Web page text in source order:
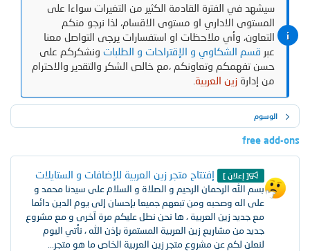
سيشهد في الفترة القادمة الكثير من التغيرات سواءا على
المستوى الاداري او مستوى الاقسام، لذا نرجو منكم
التعاون، وأي ملاحظات او استفسارات يرجى التواصل معنا
عبر قسم الشكاوي و الإقتراحات و الطلبات ونشكركم على
حسن تفهمكم وتعاونكم ،مع خالص الشكر والتقدير والاحترام
من إدارةزين العربية
الوسوم
free add-ons
[ إعلان ] إفتتاح متجر زين العربية للإضافات و الستايلات
بسم الله الرحمان الرحيم و الصلاة و السلام على سيدنا محمد و
على اله وصحبه ومن تبعهم جميعا بإحسان إلى يوم الدين دائما
مع جديد زين العربية ، ها نحن نطل عليكم مرة آخرى و مع مشروع
جديد من مشاريع زين العربية المستمرة بإذن الله ، نأتي اليوم
لنعلن لكم عن مشروع متجر زين العربية الخاص ما هو متجر...